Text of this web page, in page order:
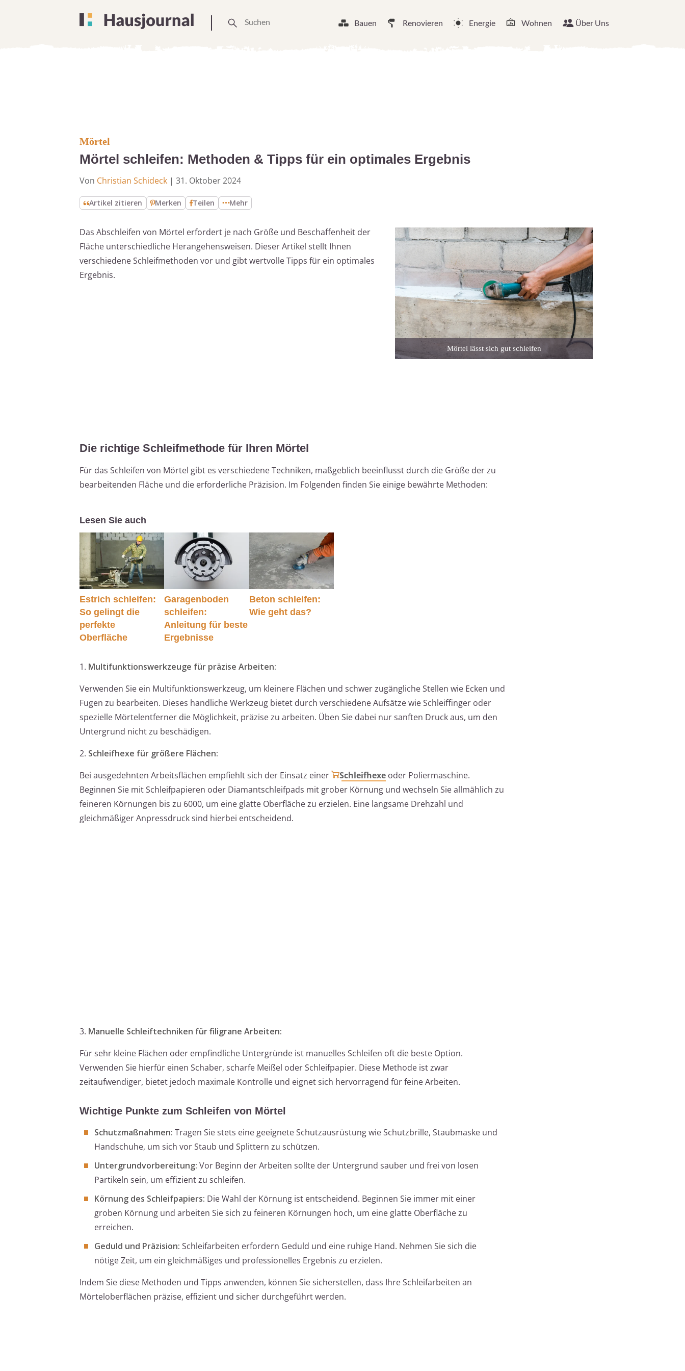
Bauen Renovieren Energie Wohnen Über Uns
Mörtel
Mörtel schleifen: Methoden & Tipps für ein optimales Ergebnis
Von Christian Schideck | 31. Oktober 2024
Artikel zitieren Merken Teilen Mehr
Das Abschleifen von Mörtel erfordert je nach Größe und Beschaffenheit der
Fläche unterschiedliche Herangehensweisen. Dieser Artikel stellt Ihnen
verschiedene Schleifmethoden vor und gibt wertvolle Tipps für ein optimales
Ergebnis.
Mörtel lässt sich gut schleifen
Die richtige Schleifmethode für Ihren Mörtel
Für das Schleifen von Mörtel gibt es verschiedene Techniken, maßgeblich beeinflusst durch die Größe der zu
bearbeitenden Fläche und die erforderliche Präzision. Im Folgenden finden Sie einige bewährte Methoden:
Lesen Sie auch
Estrich schleifen:
So gelingt die
perfekte
Oberfläche
Garagenboden
schleifen:
Anleitung für beste
Ergebnisse
Beton schleifen:
Wie geht das?
1. Multifunktionswerkzeuge für präzise Arbeiten:
Verwenden Sie ein Multifunktionswerkzeug, um kleinere Flächen und schwer zugängliche Stellen wie Ecken und
Fugen zu bearbeiten. Dieses handliche Werkzeug bietet durch verschiedene Aufsätze wie Schleiffinger oder
spezielle Mörtelentferner die Möglichkeit, präzise zu arbeiten. Üben Sie dabei nur sanften Druck aus, um den
Untergrund nicht zu beschädigen.
2. Schleifhexe für größere Flächen:
Bei ausgedehnten Arbeitsflächen empfiehlt sich der Einsatz einer
Schleifhexe oder Poliermaschine.
Beginnen Sie mit Schleifpapieren oder Diamantschleifpads mit grober Körnung und wechseln Sie allmählich zu
feineren Körnungen bis zu 6000, um eine glatte Oberfläche zu erzielen. Eine langsame Drehzahl und
gleichmäßiger Anpressdruck sind hierbei entscheidend.
3. Manuelle Schleiftechniken für filigrane Arbeiten:
Für sehr kleine Flächen oder empfindliche Untergründe ist manuelles Schleifen oft die beste Option.
Verwenden Sie hierfür einen Schaber, scharfe Meißel oder Schleifpapier. Diese Methode ist zwar
zeitaufwendiger, bietet jedoch maximale Kontrolle und eignet sich hervorragend für feine Arbeiten.
Wichtige Punkte zum Schleifen von Mörtel
Schutzmaßnahmen: Tragen Sie stets eine geeignete Schutzausrüstung wie Schutzbrille, Staubmaske und
Handschuhe, um sich vor Staub und Splittern zu schützen.
Untergrundvorbereitung: Vor Beginn der Arbeiten sollte der Untergrund sauber und frei von losen
Partikeln sein, um effizient zu schleifen.
Körnung des Schleifpapiers: Die Wahl der Körnung ist entscheidend. Beginnen Sie immer mit einer
groben Körnung und arbeiten Sie sich zu feineren Körnungen hoch, um eine glatte Oberfläche zu
erreichen.
Geduld und Präzision: Schleifarbeiten erfordern Geduld und eine ruhige Hand. Nehmen Sie sich die
nötige Zeit, um ein gleichmäßiges und professionelles Ergebnis zu erzielen.
Indem Sie diese Methoden und Tipps anwenden, können Sie sicherstellen, dass Ihre Schleifarbeiten an
Mörteloberflächen präzise, effizient und sicher durchgeführt werden.